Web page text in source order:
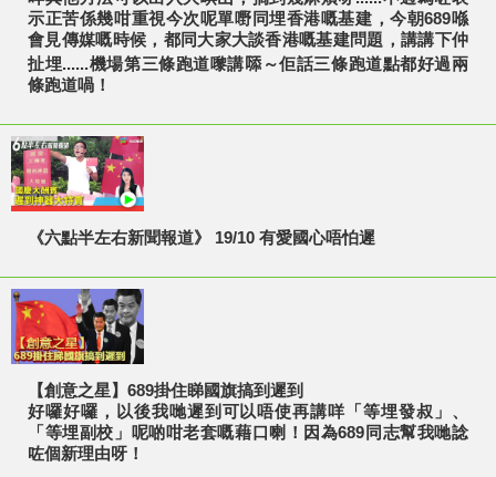
示正苦係幾咁重視今次呢單嘢同埋香港嘅基建，今朝689喺
會見傳媒嘅時候，都同大家大談香港嘅基建問題，講講下仲
扯埋......機場第三條跑道嚟講𠻹～佢話三條跑道點都好過兩
條跑道喎！
《六點半左右新聞報道》 19/10 有愛國心唔怕遲
【創意之星】689掛住睇國旗搞到遲到
好囉好囉，以後我哋遲到可以唔使再講咩「等埋發叔」、
「等埋副校」呢啲咁老套嘅藉口喇！因為689同志幫我哋諗
咗個新理由呀！